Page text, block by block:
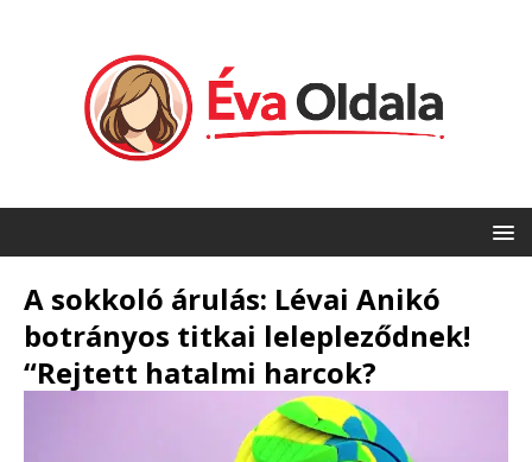
A sokkoló árulás: Lévai Anikó
botrányos titkai lelepleződnek!
“Rejtett hatalmi harcok?